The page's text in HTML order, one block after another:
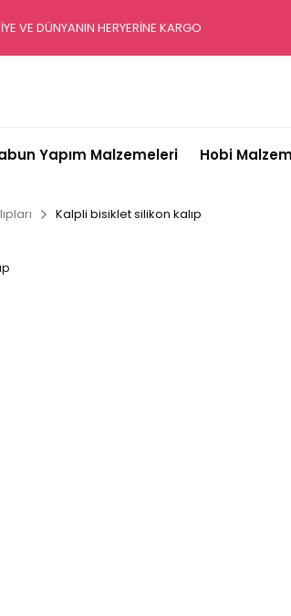
VE DÜNYANIN HERYERİNE KARGO
Yapım Malzemeleri Hobi
Kalpli bisiklet silikon kalıp